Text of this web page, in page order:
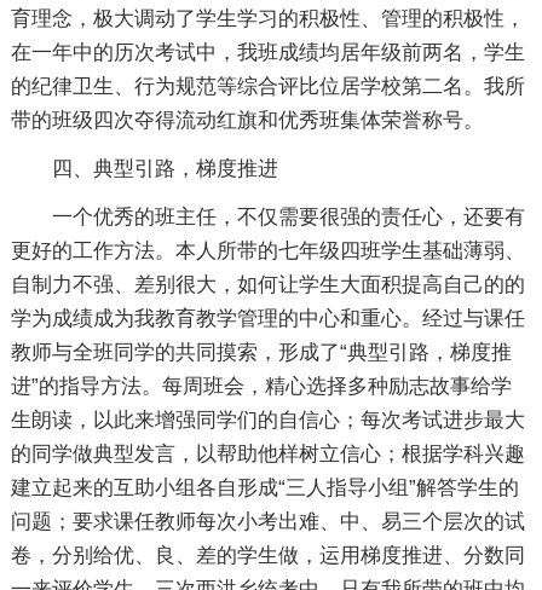
育理念，极大调动了学生学习的积极性、管理的积极性，
在一年中的历次考试中，我班成绩均居年级前两名，学生
的纪律卫生、行为规范等综合评比位居学校第二名。我所
带的班级四次夺得流动红旗和优秀班集体荣誉称号。
四、典型引路，梯度推进
一个优秀的班主任，不仅需要很强的责任心，还要有
更好的工作方法。本人所带的七年级四班学生基础薄弱、
自制力不强、差别很大，如何让学生大面积提高自己的的
学为成绩成为我教育教学管理的中心和重心。经过与课任
教师与全班同学的共同摸索，形成了“典型引路，梯度推
进”的指导方法。每周班会，精心选择多种励志故事给学
生朗读，以此来增强同学们的自信心；每次考试进步最大
的同学做典型发言，以帮助他样树立信心；根据学科兴趣
建立起来的互助小组各自形成“三人指导小组”解答学生的
问题；要求课任教师每次小考出难、中、易三个层次的试
卷，分别给优、良、差的学生做，运用梯度推进、分数同